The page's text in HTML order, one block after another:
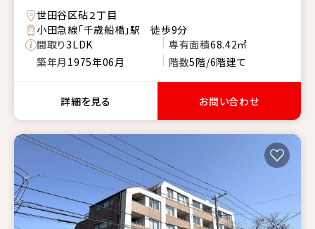
世田谷区砧２丁目
小田急線「千歳船橋」駅 徒歩9分
間取り3LDK 専有面積68.42㎡
築年月 1975年06月 階数5階/6階建て
詳細を見る お問い合わせ